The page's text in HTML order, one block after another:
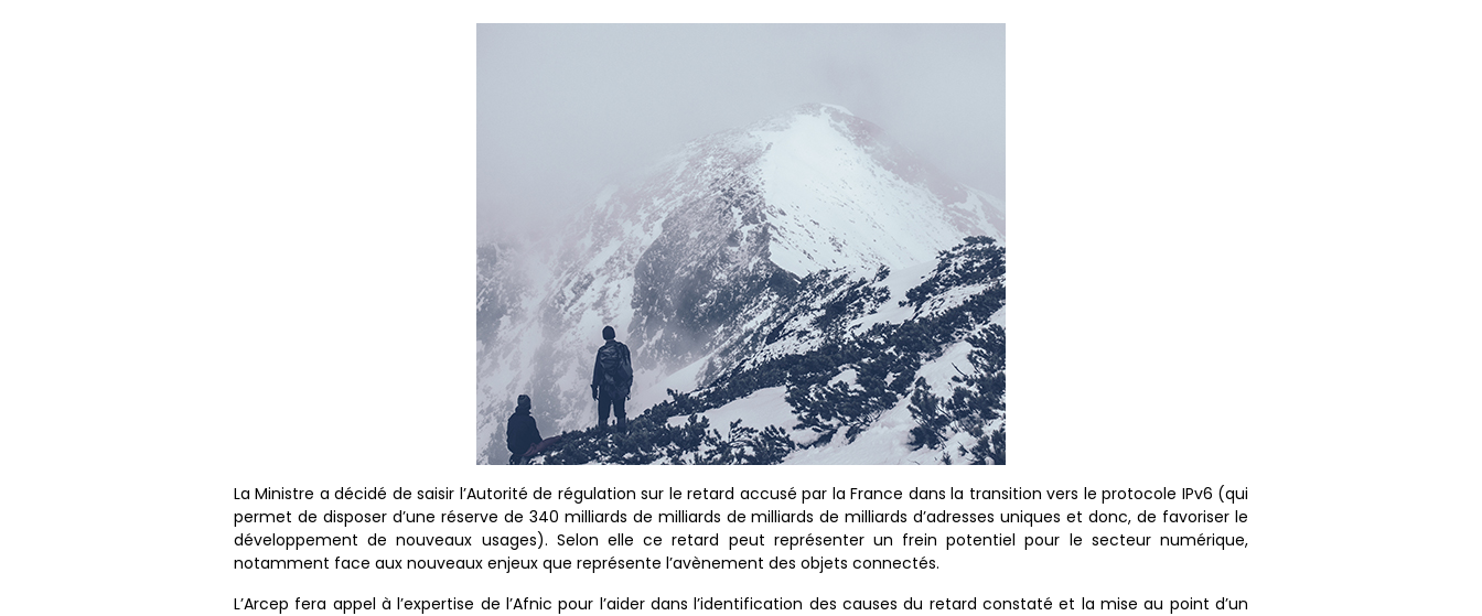
La Ministre a décidé de saisir l’Autorité de régulation sur le retard accusé par la France dans la transition vers le protocole IPv6 (qui
permet de disposer d’une réserve de 340 milliards de milliards de milliards de milliards d’adresses uniques et donc, de favoriser le
développement de nouveaux usages). Selon elle ce retard peut représenter un frein potentiel pour le secteur numérique,
notamment face aux nouveaux enjeux que représente l’avènement des objets connectés.
L’Arcep fera appel à l’expertise de l’Afnic pour l’aider dans l’identification des causes du retard constaté et la mise au point d’un